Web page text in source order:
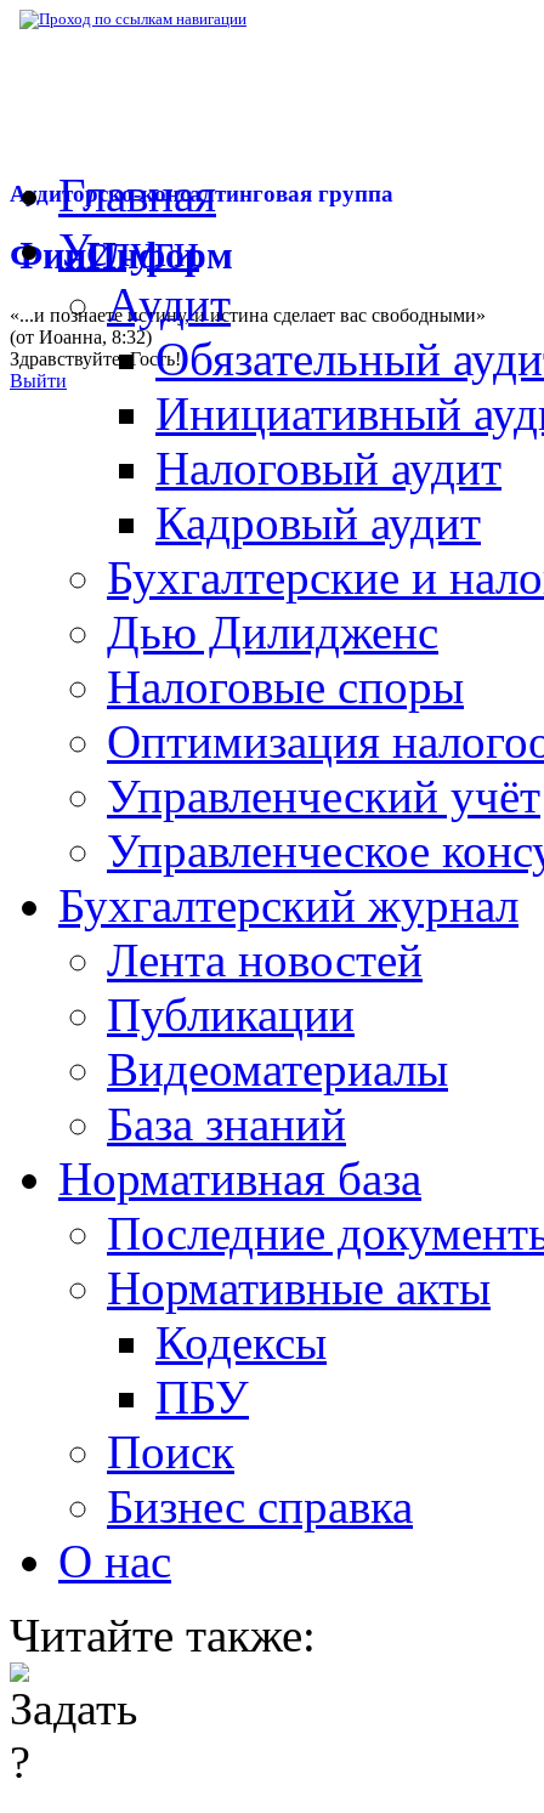
Аудиторско-консалтинговая группа
ФинИнформ
«...и познаете истину, и истина сделает вас свободными»
(от Иоанна, 8:32)
Здравствуйте,Гость!
Выйти
Главная
Услуги
Аудит
Обязательный
Инициативный
Налоговый аудит
Кадровый аудит
Бухгалтерские и
Дью Дилидженс
Налоговые споры
Оптимизация
Управленческий учёт
Управленческое
Бухгалтерский журнал
Лента новостей
Публикации
Видеоматериалы
База знаний
Нормативная база
Последние
Нормативные акты
Кодексы
ПБУ
Поиск
Бизнес справка
О нас
Читайте также: